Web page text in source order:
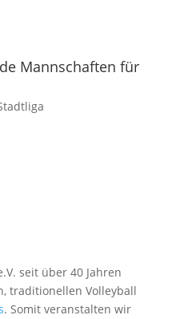
Mannschaften für
seit über 40 Jahren
traditionellen Volleyball
. Somit veranstalten wir